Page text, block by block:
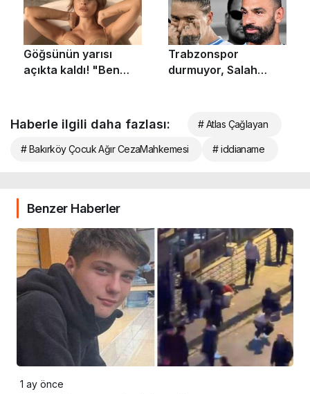
Haberle ilgili daha fazlası: # Atlas Çağlayan
# Bakırköy Çocuk Ağır CezaMahkemesi # iddianame
Benzer Haberler
1 ay önce